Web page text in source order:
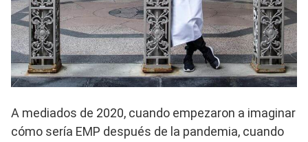
A mediados de 2020, cuando empezaron a imaginar
cómo sería EMP después de la pandemia, cuando